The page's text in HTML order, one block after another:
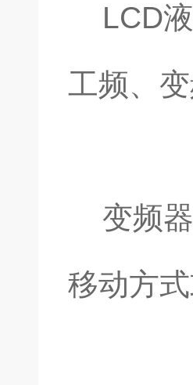
LCD液
工频、
变频器
移动方